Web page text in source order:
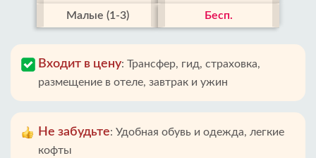
Малые (1-3) Бесп.
Входит в цену: Трансфер, гид, страховка,
размещение в отеле, завтрак и ужин
Не забудьте: Удобная обувь и одежда, легкие
кофты